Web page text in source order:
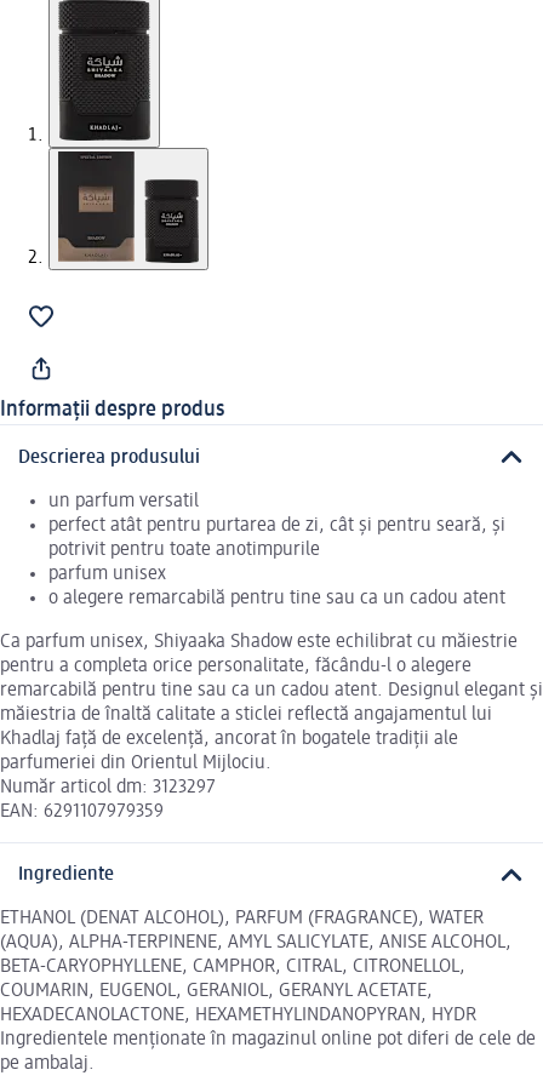
Informații despre produs
Descrierea produsului
un parfum versatil
perfect atât pentru purtarea de zi, cât și pentru seară, și
potrivit pentru toate anotimpurile
parfum unisex
o alegere remarcabilă pentru tine sau ca un cadou atent
Ca parfum unisex, Shiyaaka Shadow este echilibrat cu măiestrie
pentru a completa orice personalitate, făcându-l o alegere
remarcabilă pentru tine sau ca un cadou atent. Designul elegant și
măiestria de înaltă calitate a sticlei reflectă angajamentul lui
Khadlaj față de excelență, ancorat în bogatele tradiții ale
parfumeriei din Orientul Mijlociu.
Număr articol dm: 3123297
EAN: 6291107979359
Ingrediente
ETHANOL (DENAT ALCOHOL), PARFUM (FRAGRANCE), WATER
(AQUA), ALPHA-TERPINENE, AMYL SALICYLATE, ANISE ALCOHOL,
BETA-CARYOPHYLLENE, CAMPHOR, CITRAL, CITRONELLOL,
COUMARIN, EUGENOL, GERANIOL, GERANYL ACETATE,
HEXADECANOLACTONE, HEXAMETHYLINDANOPYRAN, HYDR
Ingredientele menționate în magazinul online pot diferi de cele de
pe ambalaj.